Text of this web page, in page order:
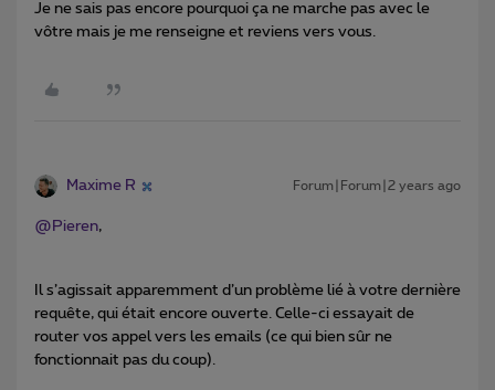
Je ne sais pas encore pourquoi ça ne marche pas avec le
vôtre mais je me renseigne et reviens vers vous.
Maxime R Forum|Forum|2 years ago
@Pieren,
Il s’agissait apparemment d’un problème lié à votre dernière
requête, qui était encore ouverte. Celle-ci essayait de
router vos appel vers les emails (ce qui bien sûr ne
fonctionnait pas du coup).